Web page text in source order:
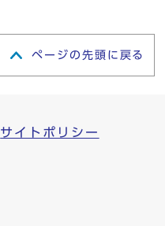
ページの先頭に戻る
サイトポリシー